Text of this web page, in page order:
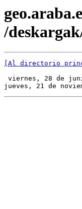
/
[Al directorio
viernes, 28 de
jueves, 21 de